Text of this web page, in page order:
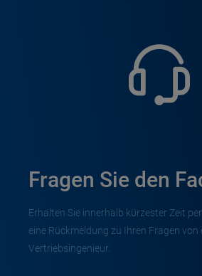
Fragen Sie den
Erhalten Sie innerhalb kürzester Zeit
eine Rückmeldung zu Ihren Fragen von
Vertriebsingenieur.